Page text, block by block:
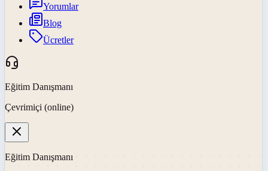
Yorumlar
Blog
Ücretler
Eğitim Danışmanı
Çevrimiçi (online)
Eğitim Danışmanı